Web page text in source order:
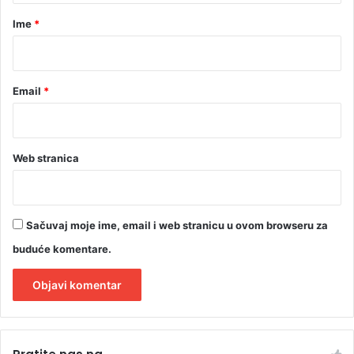
rIme *
Email *
Web stranica
Sačuvaj moje ime, email i web stranicu u ovom browseru za
buduće komentare.